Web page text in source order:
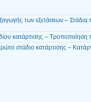
των εξετάσεων –
κατάρτισης –
στάδιο κατάρτισης –